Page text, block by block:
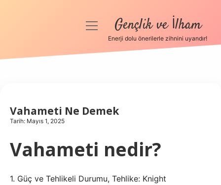
Anasayfa
Hakkımızda
menüyüGençlik ve İlham
Enerji dolu önerilerle zihnini uyandır!
Vahameti Ne Demek
Tarih: Mayıs 1, 2025
Vahameti nedir?
1. Güç ve Tehlikeli Durumu, Tehlike: Knight